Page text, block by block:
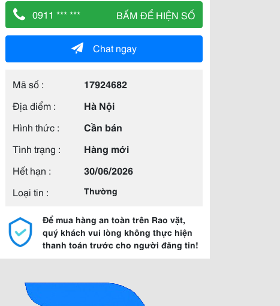
0911 *** *** BẤM ĐỂ HIỆN SỐ
Chat ngay
Mã số :
17924682
Địa điểm :
Hà Nội
Hình thức :
Cần bán
Tình trạng :
Hàng mới
Hết hạn :
30/06/2026
Loại tin :
Thường
Để mua hàng an toàn trên Rao vặt,
quý khách vui lòng không thực hiện
thanh toán trước cho người đăng tin!